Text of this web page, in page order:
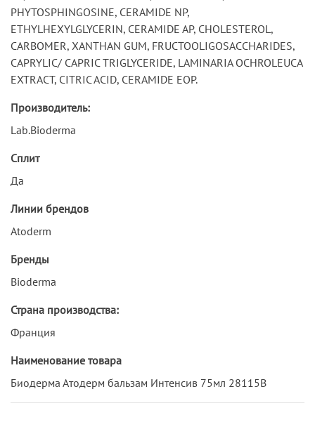
PHYTOSPHINGOSINE, CERAMIDE NP,
ETHYLHEXYLGLYCERIN, CERAMIDE AP, CHOLESTEROL,
CARBOMER, XANTHAN GUM, FRUCTOOLIGOSACCHARIDES,
CAPRYLIC/ CAPRIC TRIGLYCERIDE, LAMINARIA OCHROLEUCA
EXTRACT, CITRIC ACID, CERAMIDE EOP.
Производитель:
Lab.Bioderma
Сплит
Да
Линии брендов
Atoderm
Бренды
Bioderma
Страна производства:
Франция
Наименование товара
Биодерма Атодерм бальзам Интенсив 75мл 28115B